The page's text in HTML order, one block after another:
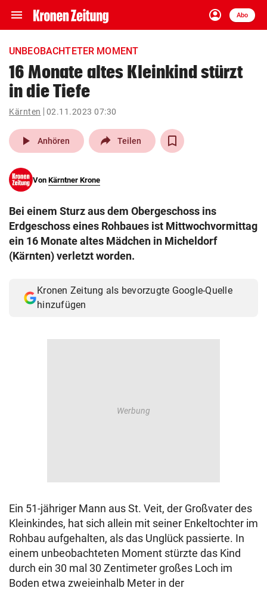
menu Navigation
ein-/ausklappen
account_circle
Anmelden
Abo
close Schließen
account_circle Anmelden
pin_drop
Wien arrow_right
search
eingeben
Muthgasse 2, 1190 Wien
UNBEOBACHTETER MOMENT
16 Monate altes Kleinkind stürzt
in die Tiefe
Kärnten 02.11.2023 07:30
play_arrow Anhören Teilen
Von Kärntner Krone
Bei einem Sturz aus dem Obergeschoss ins
Erdgeschoss eines Rohbaues ist Mittwochvormittag
ein 16 Monate altes Mädchen in Micheldorf
(Kärnten) verletzt worden.
Kronen Zeitung als bevorzugte Google-Quelle
hinzufügen
Ein 51-jähriger Mann aus St. Veit, der Großvater des
Kleinkindes, hat sich allein mit seiner Enkeltochter im
Rohbau aufgehalten, als das Unglück passierte. In
einem unbeobachteten Moment stürzte das Kind
durch ein 30 mal 30 Zentimeter großes Loch im
Boden etwa zweieinhalb Meter in der